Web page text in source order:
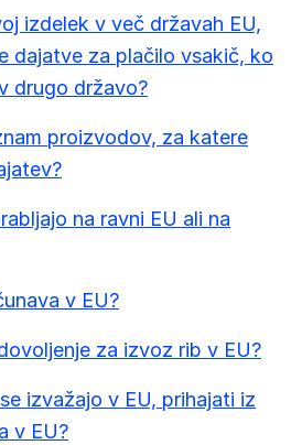
izdelek v več državah EU,
dajatve za plačilo vsakič, ko
drugo državo?
proizvodov, za katere
na ravni EU ali na
v EU?
za izvoz rib v EU?
izvažajo v EU, prihajati iz
v EU?